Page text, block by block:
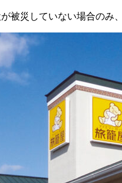
被災していない場合のみ